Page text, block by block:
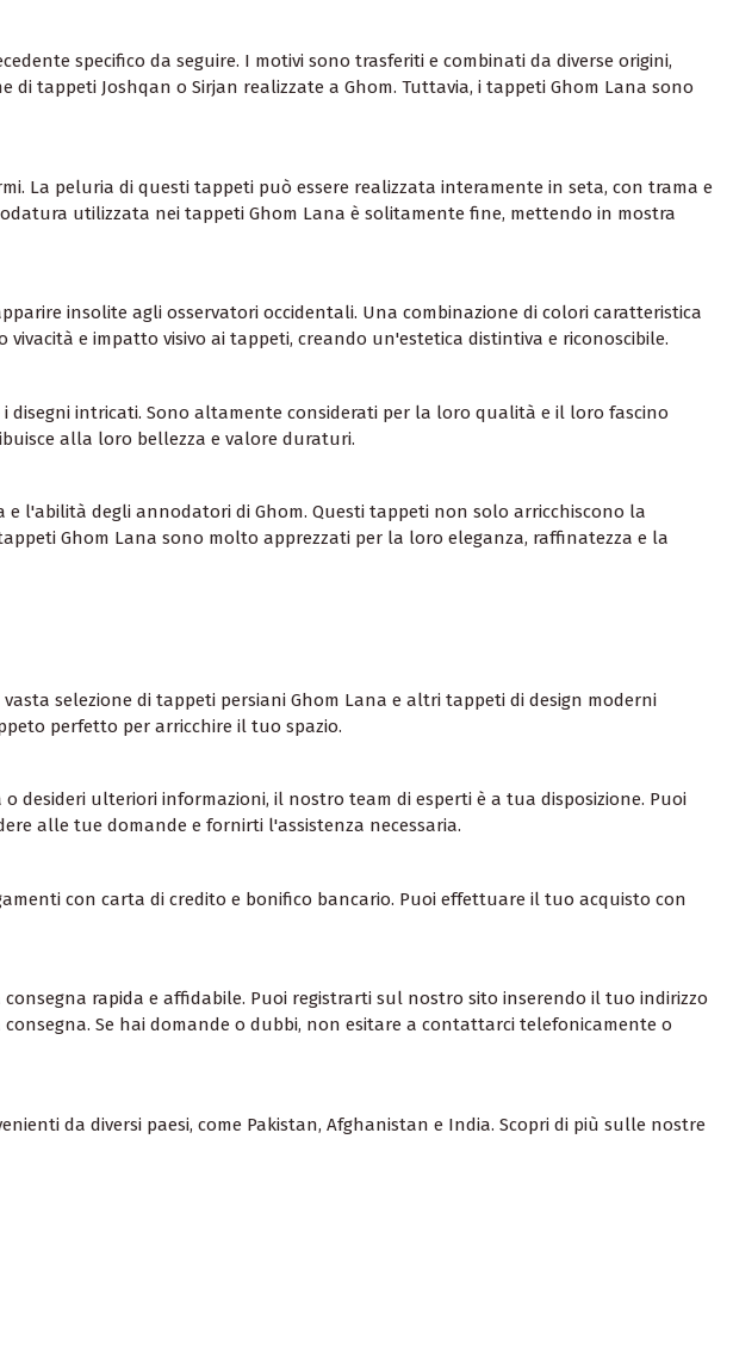
specifico da seguire. I motivi sono trasferiti e combinati da diverse origini,
tappeti Joshqan o Sirjan realizzate a Ghom. Tuttavia, i tappeti Ghom Lana sono
La peluria di questi tappeti può essere realizzata interamente in seta, con trama e
utilizzata nei tappeti Ghom Lana è solitamente fine, mettendo in mostra
insolite agli osservatori occidentali. Una combinazione di colori caratteristica
e impatto visivo ai tappeti, creando un'estetica distintiva e riconoscibile.
intricati. Sono altamente considerati per la loro qualità e il loro fascino
alla loro bellezza e valore duraturi.
l'abilità degli annodatori di Ghom. Questi tappeti non solo arricchiscono la
Ghom Lana sono molto apprezzati per la loro eleganza, raffinatezza e la
selezione di tappeti persiani Ghom Lana e altri tappeti di design moderni
perfetto per arricchire il tuo spazio.
desideri ulteriori informazioni, il nostro team di esperti è a tua disposizione. Puoi
alle tue domande e fornirti l'assistenza necessaria.
con carta di credito e bonifico bancario. Puoi effettuare il tuo acquisto con
rapida e affidabile. Puoi registrarti sul nostro sito inserendo il tuo indirizzo
Se hai domande o dubbi, non esitare a contattarci telefonicamente o
da diversi paesi, come Pakistan, Afghanistan e India. Scopri di più sulle nostre